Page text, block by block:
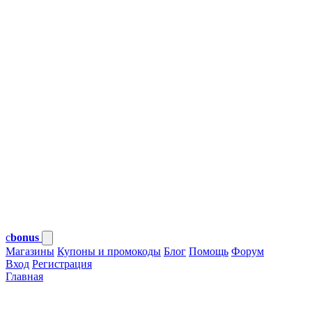
cbonus
Магазины Купоны и промокоды Блог Помощь Форум
Вход Регистрация
Главная